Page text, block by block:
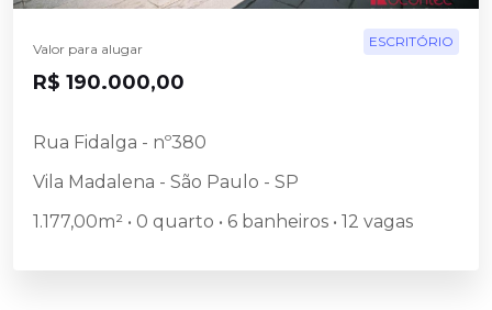
ESCRITÓRIO
Valor para alugar
R$ 190.000,00
Rua Fidalga - nº380
Vila Madalena - São Paulo - SP
1.177,00m² • 0 quarto • 6 banheiros • 12 vagas